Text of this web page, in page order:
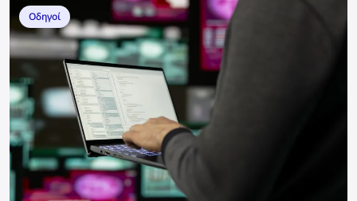
Οδηγοί